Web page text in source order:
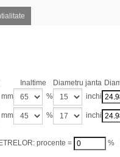
Inaltime Diametru janta
mm
% inchi
mm % inchi
procente = %